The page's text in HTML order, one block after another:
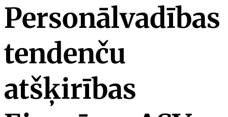
Personālvadības
tendenču
atšķirības